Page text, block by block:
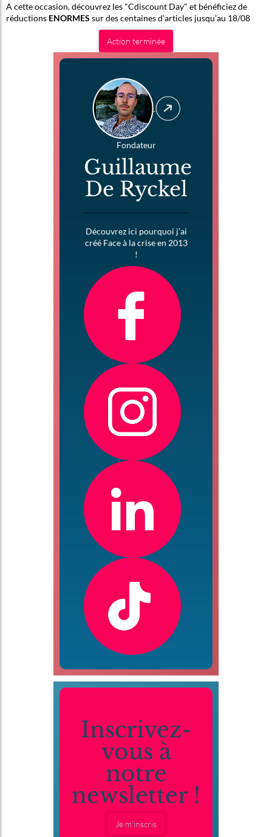
A cette occasion, découvrez les "Cdiscount Day" et bénéficiez de
réductions ENORMES sur des centaines d'articles jusqu'au 18/08
Action terminée
Fondateur
Guillaume
De Ryckel
Découvrez ici pourquoi j’ai
créé Face à la crise en 2013
!
Inscrivez-
vous à
notre
newsletter !
Je m'inscris